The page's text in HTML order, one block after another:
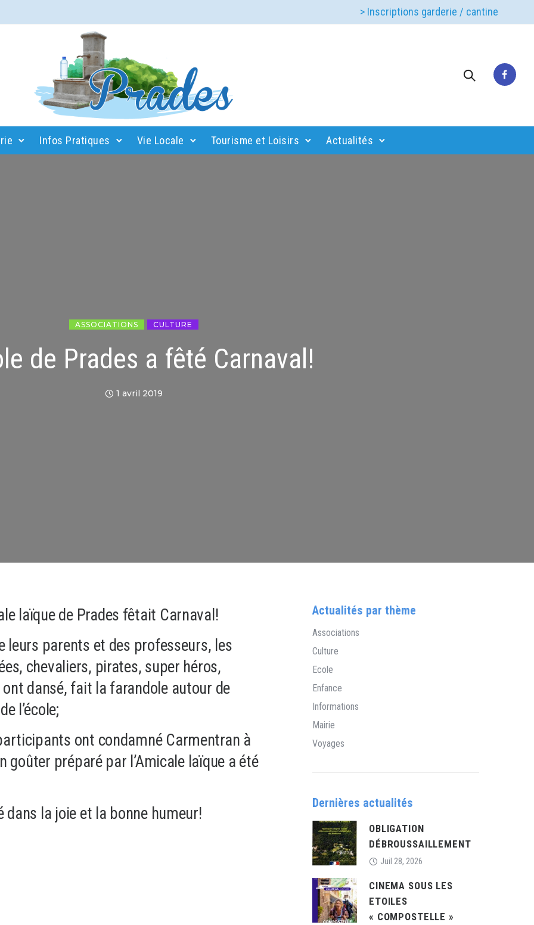
> Inscriptions garderie / cantine
Infos Pratiques Vie Locale Tourisme et Loisirs Actualités
ASSOCIATIONS CULTURE
de Prades a fêté Carnaval!
1 avril 2019
laïque de Prades fêtait Carnaval!
leurs parents et des professeurs, les
chevaliers, pirates, super héros,
dansé, fait la farandole autour de
l’école;
ont condamné Carmentran à
préparé par l’Amicale laïque a été
dans la joie et la bonne humeur!
Actualités par thème
Associations
Culture
Ecole
Enfance
Informations
Mairie
Voyages
Dernières actualités
OBLIGATION
DÉBROUSSAILLEMENT
Juil 28, 2026
CINEMA SOUS LES
ETOILES
« COMPOSTELLE »